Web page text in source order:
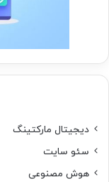
دیجیتال مارکتینگ
سئو سایت
هوش مصنوعی